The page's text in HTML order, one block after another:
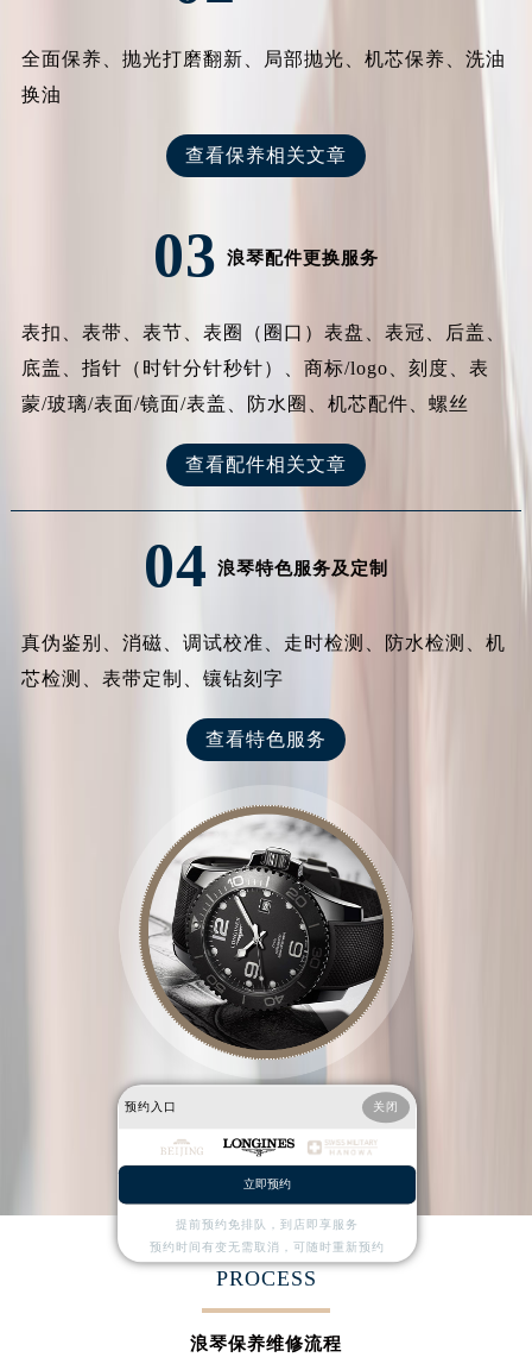
全面保养、抛光打磨翻新、局部抛光、机芯保养、洗油
换油
查看保养相关文章
03 浪琴配件更换服务
表扣、表带、表节、表圈（圈口）表盘、表冠、后盖、
底盖、指针（时针分针秒针）、商标/logo、刻度、表
蒙/玻璃/表面/镜面/表盖、防水圈、机芯配件、螺丝
查看配件相关文章
04 浪琴特色服务及定制
真伪鉴别、消磁、调试校准、走时检测、防水检测、机
芯检测、表带定制、镶钻刻字
查看特色服务
查看服务项目详情
PROCESS
浪琴保养维修流程
预约入口 关闭
立即预约
提前预约免排队，到店即享服务
预约时间有变无需取消，可随时重新预约